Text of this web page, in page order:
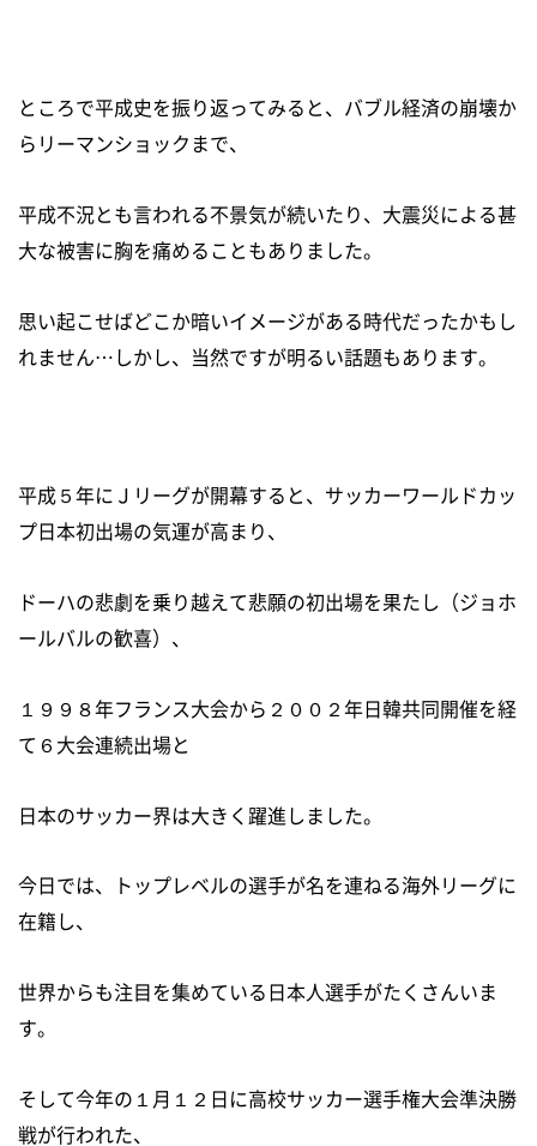
ところで平成史を振り返ってみると、バブル経済の崩壊か
らリーマンショックまで、
平成不況とも言われる不景気が続いたり、大震災による甚
大な被害に胸を痛めることもありました。
思い起こせばどこか暗いイメージがある時代だったかもし
れません…しかし、当然ですが明るい話題もあります。
平成５年にＪリーグが開幕すると、サッカーワールドカッ
プ日本初出場の気運が高まり、
ドーハの悲劇を乗り越えて悲願の初出場を果たし（ジョホ
ールバルの歓喜）、
１９９８年フランス大会から２００２年日韓共同開催を経
て６大会連続出場と
日本のサッカー界は大きく躍進しました。
今日では、トップレベルの選手が名を連ねる海外リーグに
在籍し、
世界からも注目を集めている日本人選手がたくさんいま
す。
そして今年の１月１２日に高校サッカー選手権大会準決勝
戦が行われた、